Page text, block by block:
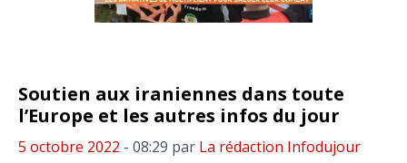
Soutien aux iraniennes dans toute
l’Europe et les autres infos du jour
5 octobre 2022 - 08:29 par La rédaction Infodujour